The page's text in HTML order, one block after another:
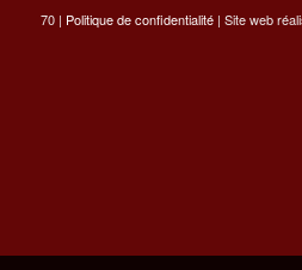
70 | Politique de confidentialité| Site web